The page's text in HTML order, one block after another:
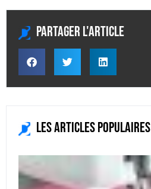
Partager l'article
Les articles populaires